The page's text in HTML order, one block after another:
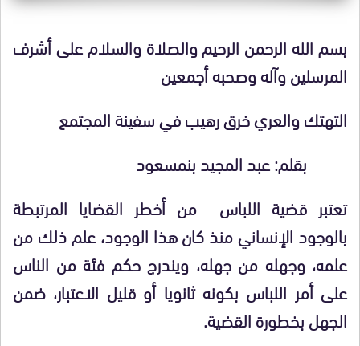
بسم الله الرحمن الرحيم والصلاة والسلام على أشرف
المرسلين وآله وصحبه أجمعين
التهتك والعري خرق رهيب في سفينة المجتمع
بقلم: عبد المجيد بنمسعود
تعتبر قضية اللباس من أخطر القضايا المرتبطة
بالوجود الإنساني منذ كان هذا الوجود، علم ذلك من
علمه، وجهله من جهله، ويندرج حكم فئة من الناس
على أمر اللباس بكونه ثانويا أو قليل الاعتبار، ضمن
الجهل بخطورة القضية.